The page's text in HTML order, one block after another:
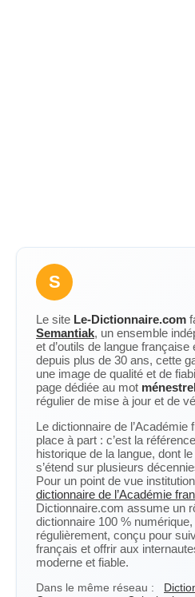
S
Le site Le-Dictionnaire.com
Semantiak, un ensemble
et d’outils de langue
depuis plus de 30 ans, cette
une image de qualité et de
page dédiée au mot ménestrel
régulier de mise à jour et de
Le dictionnaire de
place à part : c’est la
historique de la langue, dont
s’étend sur plusieurs
Pour un point de vue
dictionnaire de l’Académie
Dictionnaire.com assume un
dictionnaire 100 %
régulièrement, conçu pour
français et offrir aux
moderne et fiable.
Dans le même réseau :